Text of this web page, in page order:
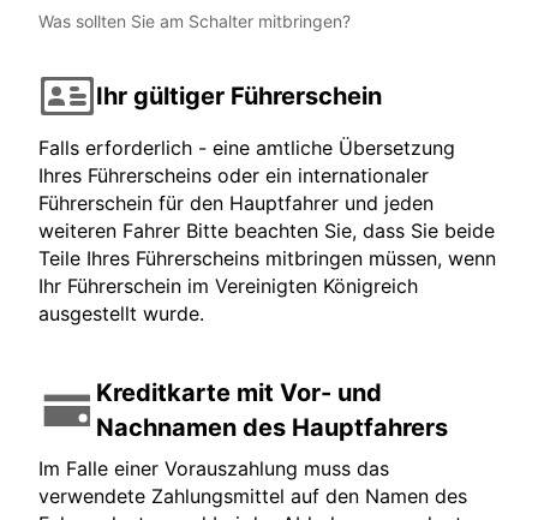
Was sollten Sie am Schalter mitbringen?
Ihr gültiger Führerschein
Falls erforderlich - eine amtliche Übersetzung
Ihres Führerscheins oder ein internationaler
Führerschein für den Hauptfahrer und jeden
weiteren Fahrer Bitte beachten Sie, dass Sie beide
Teile Ihres Führerscheins mitbringen müssen, wenn
Ihr Führerschein im Vereinigten Königreich
ausgestellt wurde.
Kreditkarte mit Vor- und
Nachnamen des Hauptfahrers
Im Falle einer Vorauszahlung muss das
verwendete Zahlungsmittel auf den Namen des